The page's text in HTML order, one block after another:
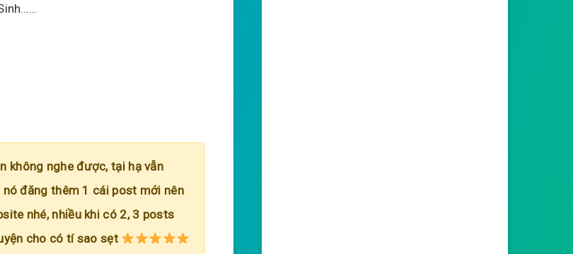
không nghe được, tại hạ vẫn
đăng thêm 1 cái post mới nên
nhé, nhiều khi có 2, 3 posts
cho có tí sao sẹt